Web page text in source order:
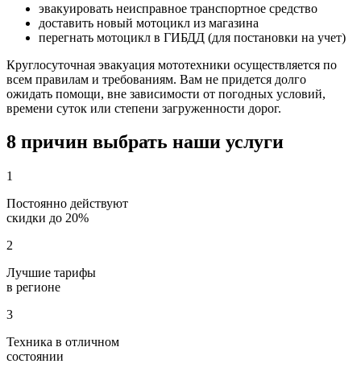
эвакуировать неисправное транспортное средство
доставить новый мотоцикл из магазина
перегнать мотоцикл в ГИБДД (для постановки на учет)
Круглосуточная эвакуация мототехники осуществляется по
всем правилам и требованиям. Вам не придется долго
ожидать помощи, вне зависимости от погодных условий,
времени суток или степени загруженности дорог.
8 причин выбрать наши услуги
1
Постоянно действуют
скидки до 20%
2
Лучшие тарифы
в регионе
3
Техника в отличном
состоянии